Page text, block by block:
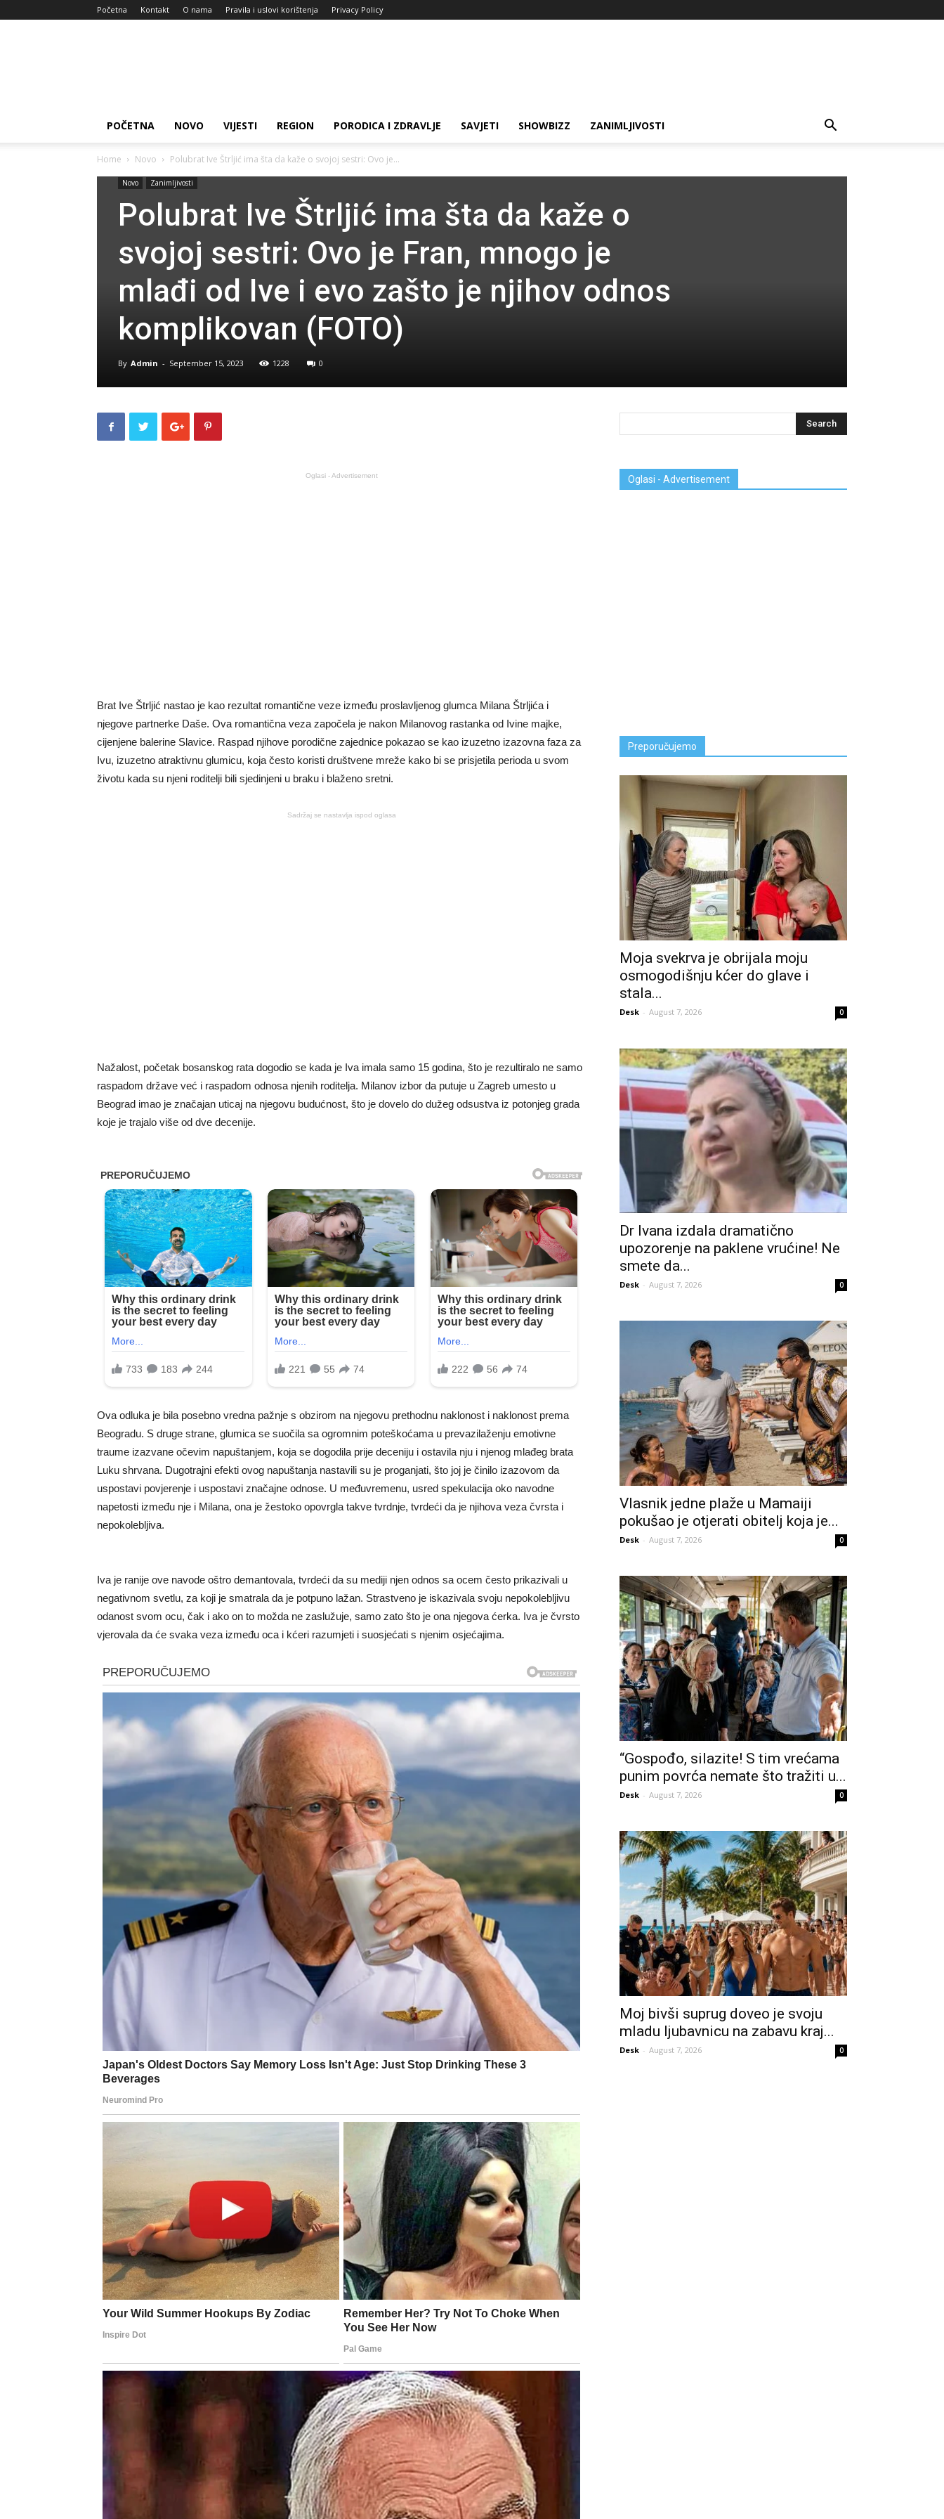
Početna Kontakt O nama Pravila i uslovi korištenja Privacy Policy
POČETNA NOVO VIJESTI REGION PORODICA I ZDRAVLJE SAVJETI SHOWBIZZ ZANIMLJIVOSTI
Home Novo Polubrat Ive Štrljić ima šta da kaže o svojoj sestri: Ovo je...
Novo Zanimljivosti
Polubrat Ive Štrljić ima šta da kaže o
svojoj sestri: Ovo je Fran, mnogo je
mlađi od Ive i evo zašto je njihov odnos
komplikovan (FOTO)
By Admin - September 15, 2023 1228 0
Oglasi - Advertisement
Brat Ive Štrljić nastao je kao rezultat romantične veze između proslavljenog glumca Milana Štrljića i
njegove partnerke Daše. Ova romantična veza započela je nakon Milanovog rastanka od Ivine majke,
cijenjene balerine Slavice. Raspad njihove porodične zajednice pokazao se kao izuzetno izazovna faza za
Ivu, izuzetno atraktivnu glumicu, koja često koristi društvene mreže kako bi se prisjetila perioda u svom
životu kada su njeni roditelji bili sjedinjeni u braku i blaženo sretni.
Sadržaj se nastavlja ispod oglasa
Nažalost, početak bosanskog rata dogodio se kada je Iva imala samo 15 godina, što je rezultiralo ne samo
raspadom države već i raspadom odnosa njenih roditelja. Milanov izbor da putuje u Zagreb umesto u
Beograd imao je značajan uticaj na njegovu budućnost, što je dovelo do dužeg odsustva iz potonjeg grada
koje je trajalo više od dve decenije.
Ova odluka je bila posebno vredna pažnje s obzirom na njegovu prethodnu naklonost i naklonost prema
Beogradu. S druge strane, glumica se suočila sa ogromnim poteškoćama u prevazilaženju emotivne
traume izazvane očevim napuštanjem, koja se dogodila prije deceniju i ostavila nju i njenog mlađeg brata
Luku shrvana. Dugotrajni efekti ovog napuštanja nastavili su je proganjati, što joj je činilo izazovom da
uspostavi povjerenje i uspostavi značajne odnose. U međuvremenu, usred spekulacija oko navodne
napetosti između nje i Milana, ona je žestoko opovrgla takve tvrdnje, tvrdeći da je njihova veza čvrsta i
nepokolebljiva.
Iva je ranije ove navode oštro demantovala, tvrdeći da su mediji njen odnos sa ocem često prikazivali u
negativnom svetlu, za koji je smatrala da je potpuno lažan. Strastveno je iskazivala svoju nepokolebljivu
odanost svom ocu, čak i ako on to možda ne zaslužuje, samo zato što je ona njegova ćerka. Iva je čvrsto
vjerovala da će svaka veza između oca i kćeri razumjeti i suosjećati s njenim osjećajima.
Oglasi - Advertisement
Preporučujemo
Moja svekrva je obrijala moju
osmogodišnju kćer do glave i
stala...
Desk - August 7, 2026 0
Dr Ivana izdala dramatično
upozorenje na paklene vrućine! Ne
smete da...
Desk - August 7, 2026 0
Vlasnik jedne plaže u Mamaiji
pokušao je otjerati obitelj koja je...
Desk - August 7, 2026 0
“Gospođo, silazite! S tim vrećama
punim povrća nemate što tražiti u...
Desk - August 7, 2026 0
Moj bivši suprug doveo je svoju
mladu ljubavnicu na zabavu kraj...
Desk - August 7, 2026 0